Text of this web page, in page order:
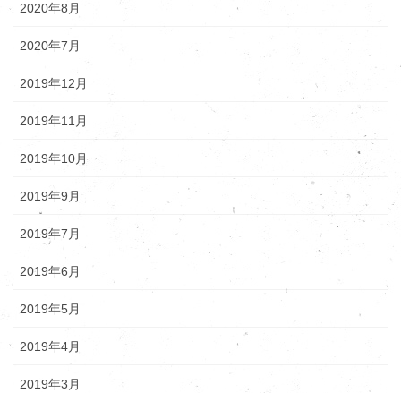
2020年8月
2020年7月
2019年12月
2019年11月
2019年10月
2019年9月
2019年7月
2019年6月
2019年5月
2019年4月
2019年3月